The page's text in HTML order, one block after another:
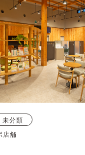
未分類
店舗